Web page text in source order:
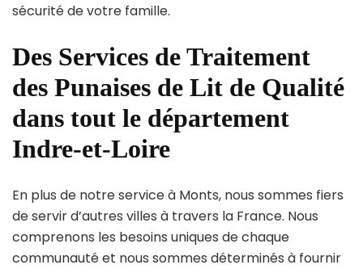
sécurité de votre famille.
Des Services de Traitement
des Punaises de Lit de Qualité
dans tout le département
Indre-et-Loire
En plus de notre service à Monts, nous sommes fiers
de servir d’autres villes à travers la France. Nous
comprenons les besoins uniques de chaque
communauté et nous sommes déterminés à fournir